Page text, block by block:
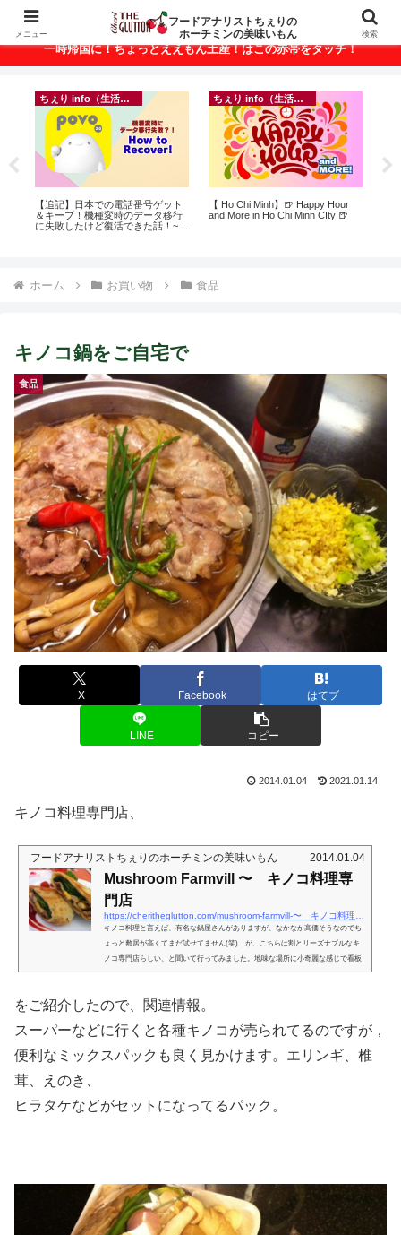
ベトナム・ホーチミンの美味いもんが満載！
一時帰国に！ちょっとええもん土産！はこの赤帯をタッチ！
ちぇり info（生活情報）
【追記】日本での電話番号ゲット
＆キープ！機種変時のデータ移行
に失敗したけど復活できた話！~
ちぇり info（生活情報）
【 Ho Chi Minh】🍺 Happy Hour
and More in Ho Chi Minh CIty 🍺
ホーム お買い物 食品
キノコ鍋をご自宅で
食品
X Facebook はてブ
LINE コピー
2014.01.04 2021.01.14
キノコ料理専門店、
フードアナリストちぇりのホーチミンの美味いもん 2014.01.04
Mushroom Farmvill 〜 キノコ料理専
門店
https://cheritheglutton.com/mushroom-farmvill-〜 キノコ料理専門店
キノコ料理と言えば、有名な鍋屋さんがありますが、なかなか高価そうなのでち
ょっと敷居が高くてまだ試せてません(笑) が、こちらは割とリーズナブルなキ
ノコ専門店らしい、と聞いて行ってみました。地味な場所に小奇麗な感じで看板
は上がってるんですが、ベトナム語名の方が大きく出てるので、うっかり見落と
し路地のような所にあります。 週へかなり簡素、または超ローカルなコムタム
をご紹介したので、関連情報。
スーパーなどに行くと各種キノコが売られてるのですが，
便利なミックスパックも良く見かけます。エリンギ、椎
茸、えのき、
ヒラタケなどがセットになってるパック。
メニュー
フードアナリストちぇりの
ホーチミンの美味いもん
検索